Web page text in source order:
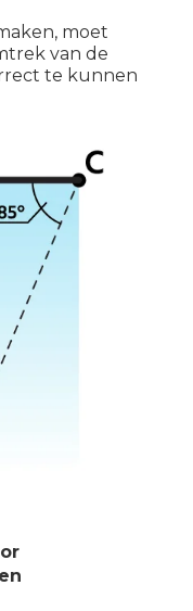
moet
van de
te kunnen